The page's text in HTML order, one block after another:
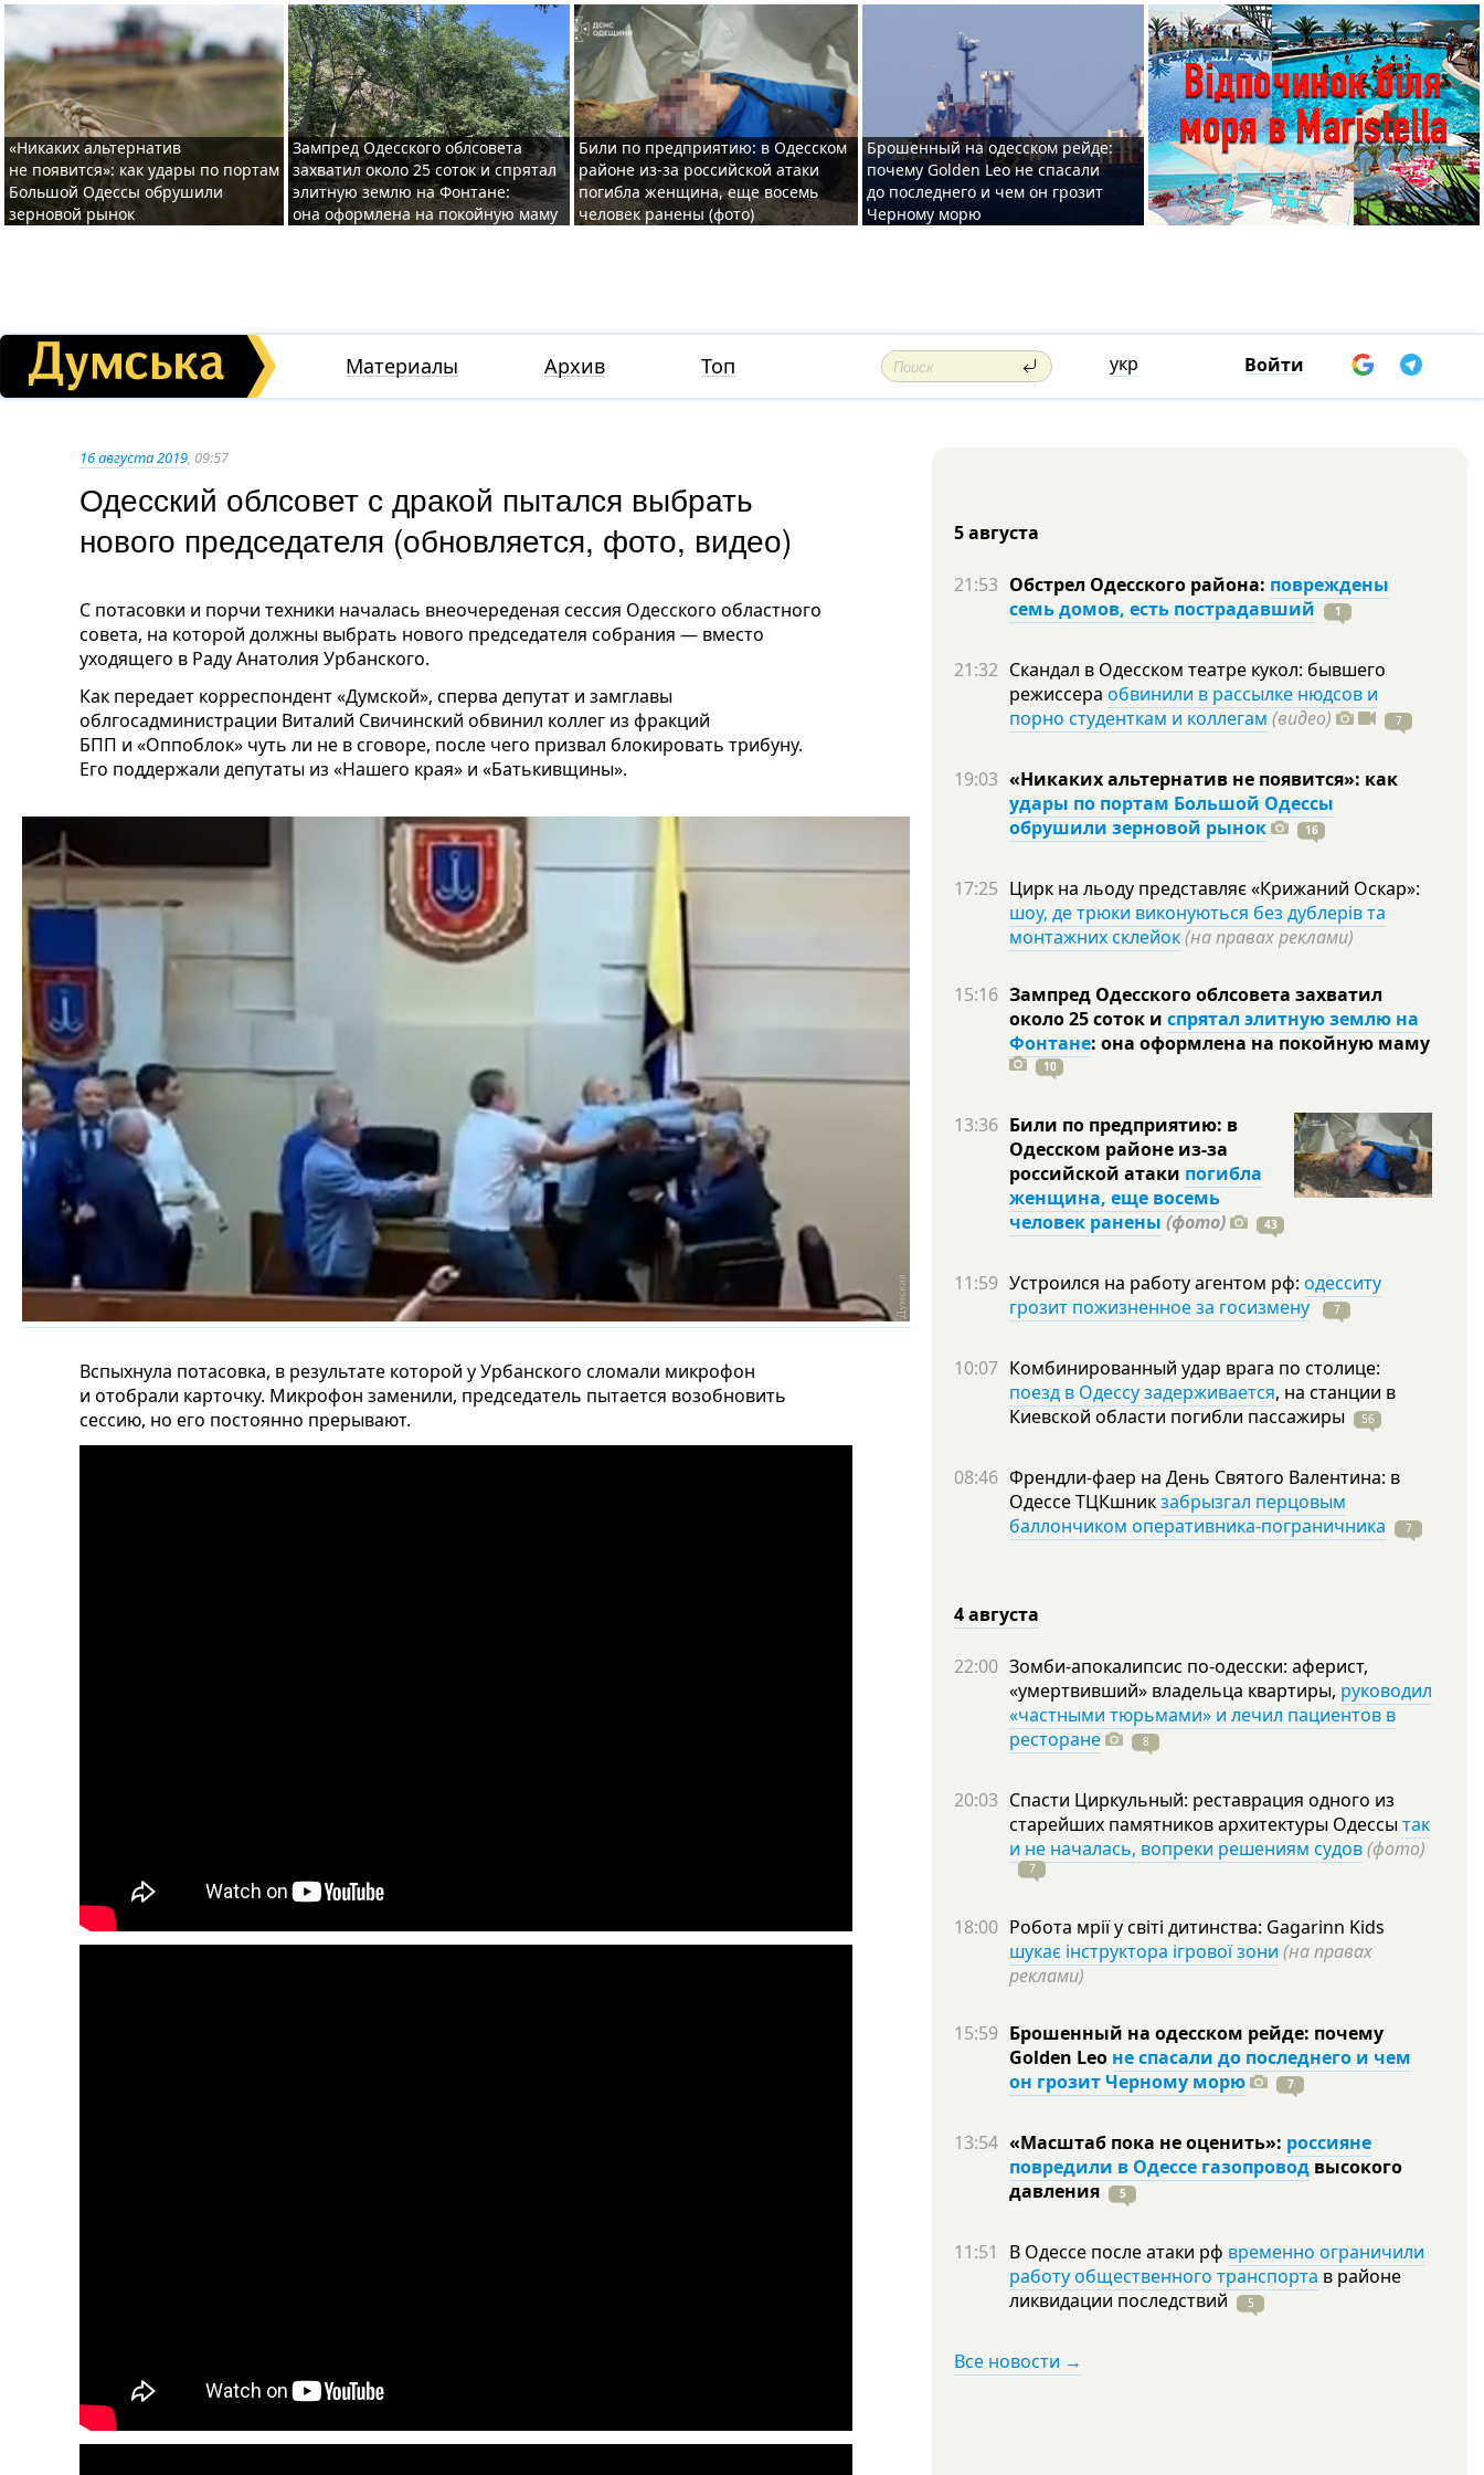
«Никаких альтернатив
не появится»: как удары по портам
Большой Одессы обрушили
зерновой рынок
Зампред Одесского облсовета
захватил около 25 соток и спрятал
элитную землю на Фонтане:
она оформлена на покойную маму
Били по предприятию: в Одесском
районе из-за российской атаки
погибла женщина, еще восемь
человек ранены (фото)
Брошенный на одесском рейде:
почему Golden Leo не спасали
до последнего и чем он грозит
Черному морю
Материалы Архив Топ укр Войти
16 августа 2019, 09:57
Одесский облсовет с дракой пытался выбрать
нового председателя (обновляется, фото, видео)
С потасовки и порчи техники началась внеочереденая сессия Одесского областного
совета, на которой должны выбрать нового председателя собрания — вместо
уходящего в Раду Анатолия Урбанского.
Как передает корреспондент «Думской», сперва депутат и замглавы
облгосадминистрации Виталий Свичинский обвинил коллег из фракций
БПП и «Оппоблок» чуть ли не в сговоре, после чего призвал блокировать трибуну.
Его поддержали депутаты из «Нашего края» и «Батькивщины».
Вспыхнула потасовка, в результате которой у Урбанского сломали микрофон
и отобрали карточку. Микрофон заменили, председатель пытается возобновить
сессию, но его постоянно прерывают.
5 августа
21:53 Обстрел Одесского района: повреждены
семь домов, есть пострадавший
1
21:32 Скандал в Одесском театре кукол: бывшего
режиссера обвинили в рассылке нюдсов и
порно студенткам и коллегам (видео) 7
19:03 «Никаких альтернатив не появится»: как
удары по портам Большой Одессы
обрушили зерновой рынок
16
17:25 Цирк на льоду представляє «Крижаний Оскар»:
шоу, де трюки виконуються без дублерів та
монтажних склейок(на правах реклами)
15:16 Зампред Одесского облсовета захватил
около 25 соток и спрятал элитную землю на
Фонтане: она оформлена на покойную маму
10
13:36 Били по предприятию: в
Одесском районе из-за
российской атаки погибла
женщина, еще восемь
человек ранены (фото) 43
11:59 Устроился на работу агентом рф: одесситу
грозит пожизненное за госизмену
7
10:07 Комбинированный удар врага по столице:
поезд в Одессу задерживается, на станции в
Киевской области погибли пассажиры 56
08:46 Френдли-фаер на День Святого Валентина: в
Одессе ТЦКшникзабрызгал перцовым
баллончиком оперативника-пограничника
7
4 августа
22:00 Зомби-апокалипсис по-одесски: аферист,
«умертвивший» владельца квартиры, руководил
«частными тюрьмами» и лечил пациентов в
ресторане
8
20:03 Спасти Циркульный: реставрация одного из
старейших памятников архитектуры Одессы так
и не началась, вопреки решениям судов(фото)
7
18:00 Робота мрії у світі дитинства: Gagarinn Kids
шукає інструктора ігрової зони (на правах
реклами)
15:59 Брошенный на одесском рейде: почему
Golden Leo не спасали до последнего и чем
он грозит Черному морю
7
13:54 «Масштаб пока не оценить»: россияне
повредили в Одессе газопровод высокого
давления
5
11:51 В Одессе после атаки рф временно ограничили
работу общественного транспорта в районе
ликвидации последствий 5
Все новости →